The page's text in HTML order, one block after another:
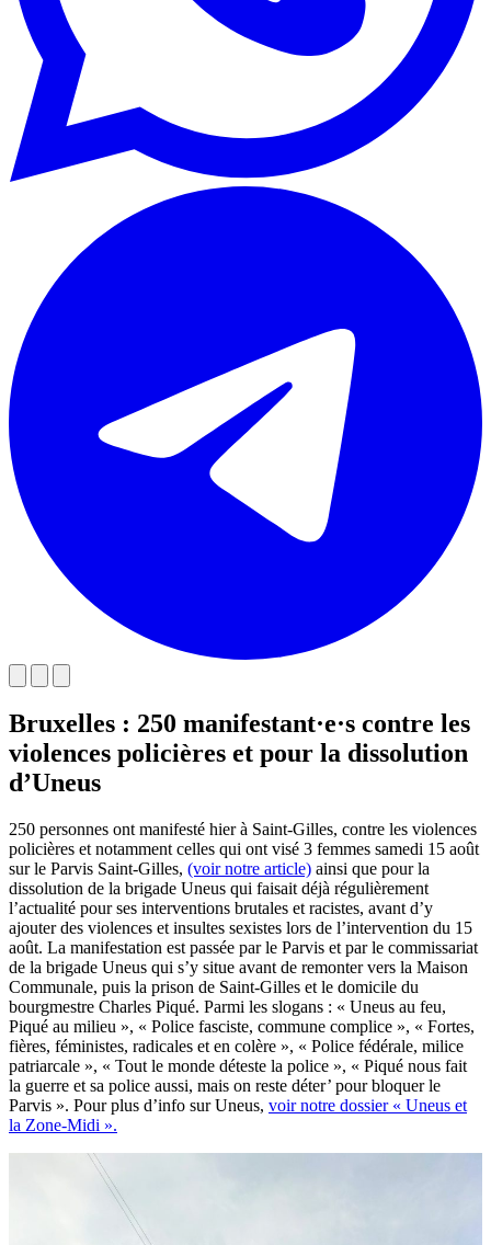
Bruxelles : 250 manifestant·e·s contre les
violences policières et pour la dissolution
d’Uneus
250 personnes ont manifesté hier à Saint-Gilles, contre les violences
policières et notamment celles qui ont visé 3 femmes samedi 15 août
sur le Parvis Saint-Gilles, (voir notre article) ainsi que pour la
dissolution de la brigade Uneus qui faisait déjà régulièrement
l’actualité pour ses interventions brutales et racistes, avant d’y
ajouter des violences et insultes sexistes lors de l’intervention du 15
août. La manifestation est passée par le Parvis et par le commissariat
de la brigade Uneus qui s’y situe avant de remonter vers la Maison
Communale, puis la prison de Saint-Gilles et le domicile du
bourgmestre Charles Piqué. Parmi les slogans : « Uneus au feu,
Piqué au milieu », « Police fasciste, commune complice », « Fortes,
fières, féministes, radicales et en colère », « Police fédérale, milice
patriarcale », « Tout le monde déteste la police », « Piqué nous fait
la guerre et sa police aussi, mais on reste déter’ pour bloquer le
Parvis ». Pour plus d’info sur Uneus, voir notre dossier « Uneus et
la Zone-Midi ».